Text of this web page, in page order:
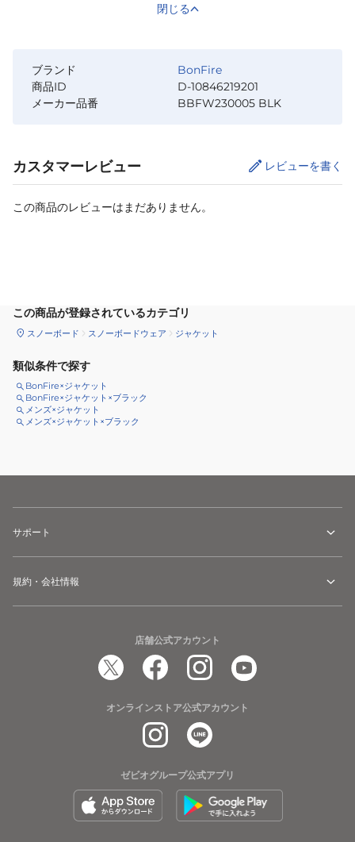
閉じる
ブランド
BonFire
商品ID
D-10846219201
メーカー品番
BBFW230005 BLK
カスタマーレビュー レビューを書く
この商品のレビューはまだありません。
この商品が登録されているカテゴリ
スノーボード スノーボードウェア ジャケット
類似条件で探す
BonFire×ジャケット
BonFire×ジャケット×ブラック
メンズ×ジャケット
メンズ×ジャケット×ブラック
サポート
規約・会社情報
店舗公式アカウント
オンラインストア公式アカウント
ゼビオグループ公式アプリ